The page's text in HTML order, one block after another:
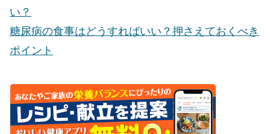
い？
糖尿病の食事はどうすればいい？押さえておくべき
ポイント